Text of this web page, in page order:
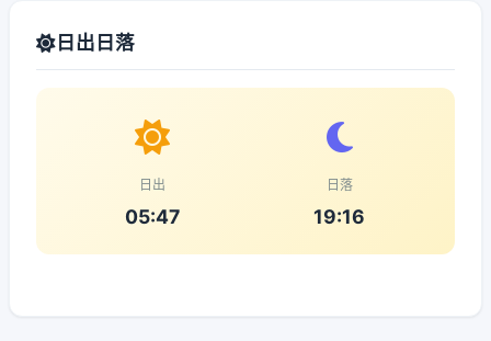
日出日落
日出
05:47
日落
19:16